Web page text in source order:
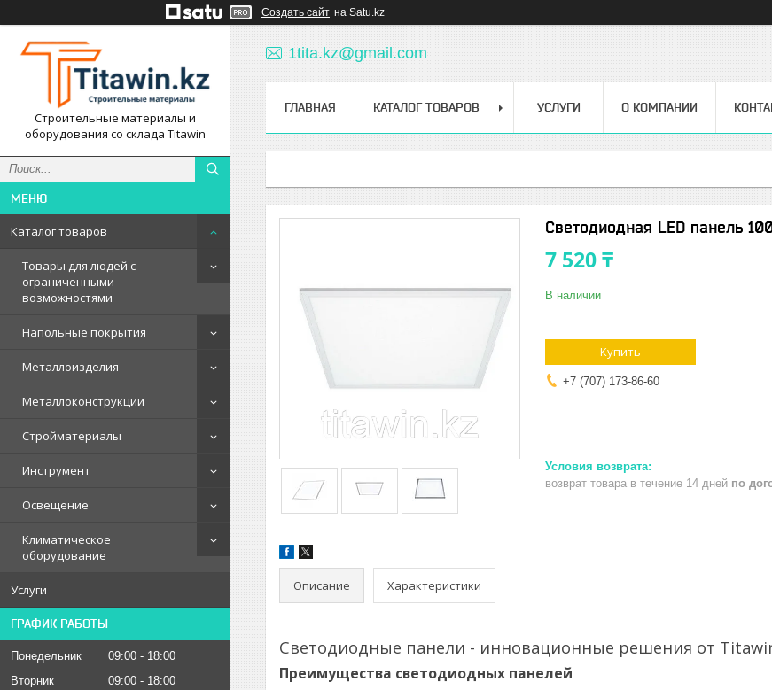
Создать сайт на Satu.kz
Строительные материалы и
оборудования со склада Titawin
Каталог товаров
Товары для людей с
ограниченными
возможностями
Напольные покрытия
Металлоизделия
Металлоконструкции
Стройматериалы
Инструмент
Освещение
Климатическое
оборудование
Услуги
ГРАФИК РАБОТЫ
Понедельник 09:00
18:00
Вторник
09:00
18:00
1tita.kz@gmail.com
ГЛАВНАЯ КАТАЛОГ ТОВАРОВ УСЛУГИ О КОМПАНИИ
Светодиодная LED панель
7 520 ₸
В наличии
Купить
+7 (707) 173-86-60
возврат товара в течение 14 дней по
Описание Характеристики
Светодиодные панели - инновационные решения от
Преимущества светодиодных панелей